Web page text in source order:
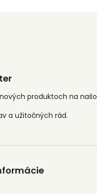
produktoch na